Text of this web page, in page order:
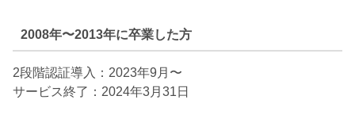
2008年〜2013年に卒業した方
2段階認証導入：2023年9月〜
サービス終了：2024年3月31日